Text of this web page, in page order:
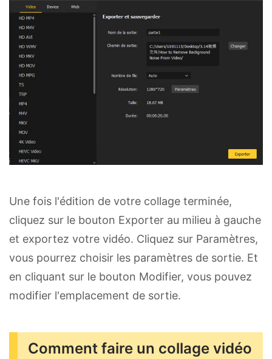
Une fois l'édition de votre collage terminée,
cliquez sur le bouton Exporter au milieu à gauche
et exportez votre vidéo. Cliquez sur Paramètres,
vous pourrez choisir les paramètres de sortie. Et
en cliquant sur le bouton Modifier, vous pouvez
modifier l'emplacement de sortie.
Comment faire un collage vidéo